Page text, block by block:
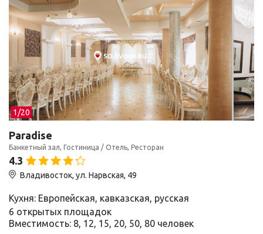
1/20
Paradise
Банкетный зал, Гостиница / Отель, Ресторан
4.3
Владивосток, ул. Нарвская, 49
Кухня: Европейская, кавказская, русская
6 открытых площадок
Вместимость: 8, 12, 15, 20, 50, 80 человек